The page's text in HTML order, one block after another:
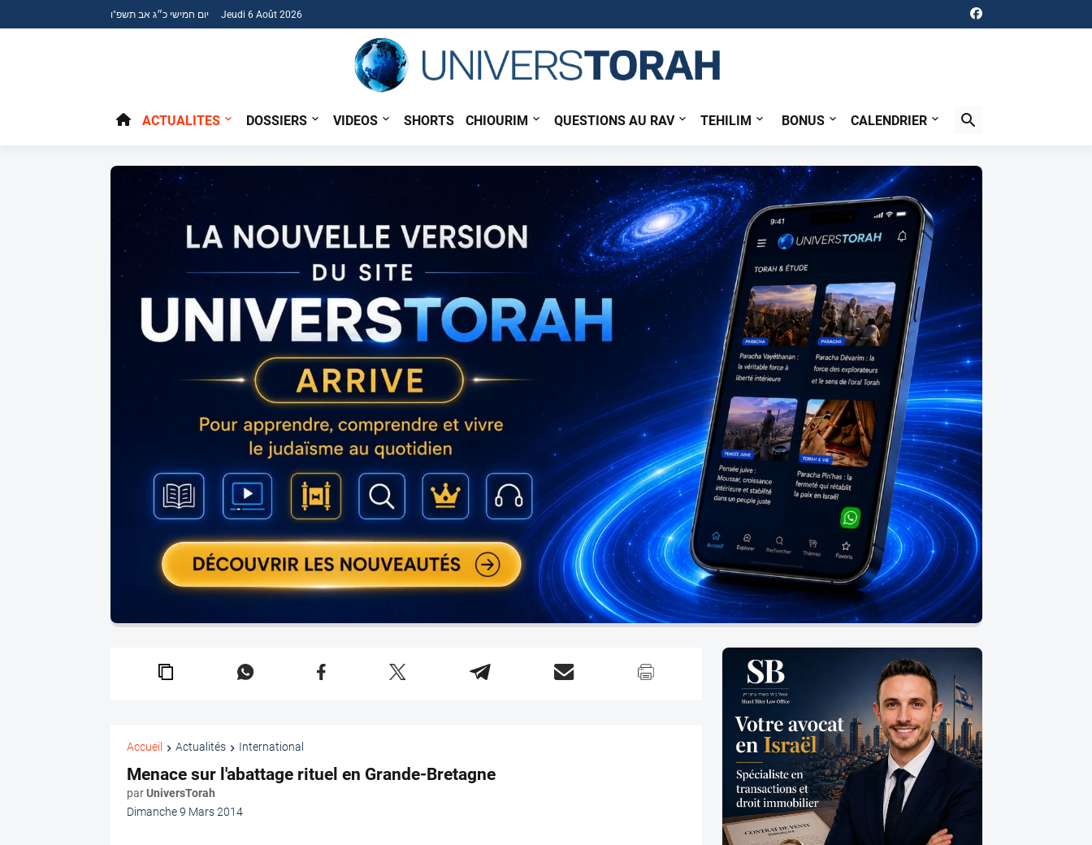
יום חמישי כ״ג אב תשפ"ו Jeudi 6 Août 2026
ACTUALITES DOSSIERS VIDEOS SHORTS CHIOURIM QUESTIONS AU RAV TEHILIM BONUS CALENDRIER
Accueil Actualités International
Menace sur l'abattage rituel en Grande-Bretagne
parUniversTorah
Dimanche 9 Mars 2014